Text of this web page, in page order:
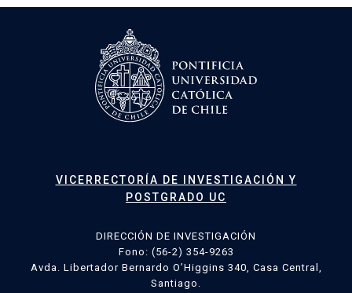
VICERRECTORÍA DE INVESTIGACIÓN Y
POSTGRADO UC
DIRECCIÓN DE INVESTIGACIÓN
Fono: (56-2) 354-9263
Avda. Libertador Bernardo O’Higgins 340, Casa Central,
Santiago.